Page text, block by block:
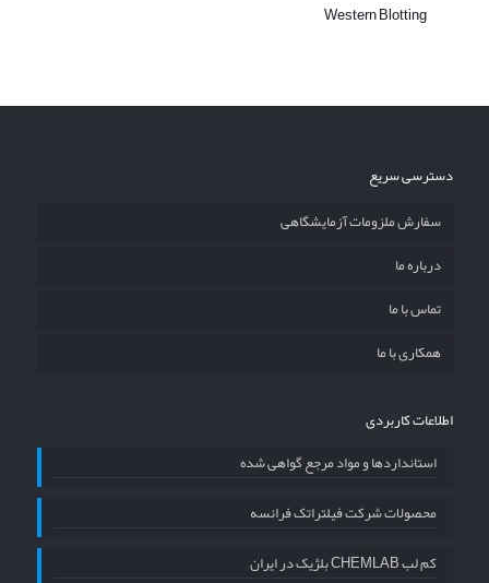
Western Blotting
دسترسی سریع
سفارش ملزومات آزمایشگاهی
درباره ما
تماس با ما
همکاری با ما
اطلاعات کاربردی
استانداردها و مواد مرجع گواهی شده
محصولات شرکت فیلتراتک فرانسه
کم لب CHEMLAB بلژیک در ایران